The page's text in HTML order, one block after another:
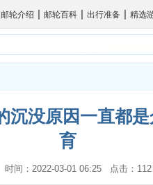
邮轮介绍 | 邮轮百科 | 出行准备 | 精选
沉没原因一直都
育
时间：2022-03-01 06:25 点击：